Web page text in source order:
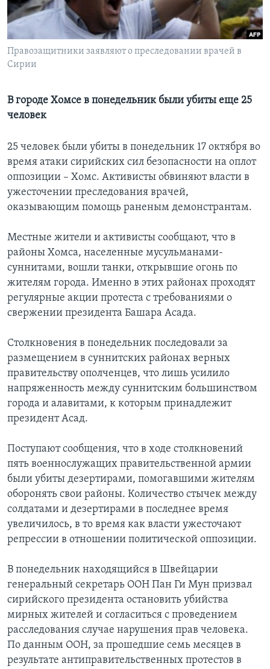
Learning English
СОЦИАЛЬНЫЕ СЕТИ
Языки
Правозащитники заявляют о преследовании врачей в
Сирии
В городе Хомсе в понедельник были убиты еще 25
человек
25 человек были убиты в понедельник 17 октября во
время атаки сирийских сил безопасности на оплот
оппозиции – Хомс. Активисты обвиняют власти в
ужесточении преследования врачей,
оказывающим помощь раненым демонстрантам.
Местные жители и активисты сообщают, что в
районы Хомса, населенные мусульманами-
суннитами, вошли танки, открывшие огонь по
жителям города. Именно в этих районах проходят
регулярные акции протеста с требованиями о
свержении президента Башара Асада.
Столкновения в понедельник последовали за
размещением в суннитских районах верных
правительству ополченцев, что лишь усилило
напряженность между суннитским большинством
города и алавитами, к которым принадлежит
президент Асад.
Поступают сообщения, что в ходе столкновений
пять военнослужащих правительственной армии
были убиты дезертирами, помогавшими жителям
оборонять свои районы. Количество стычек между
солдатами и дезертирами в последнее время
увеличилось, в то время как власти ужесточают
репрессии в отношении политической оппозиции.
В понедельник находящийся в Швейцарии
генеральный секретарь ООН Пан Ги Мун призвал
сирийского президента остановить убийства
мирных жителей и согласиться с проведением
расследования случае нарушения прав человека.
По данным ООН, за прошедшие семь месяцев в
результате антиправительственных протестов в